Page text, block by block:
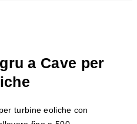
a Cave per
turbine eoliche con